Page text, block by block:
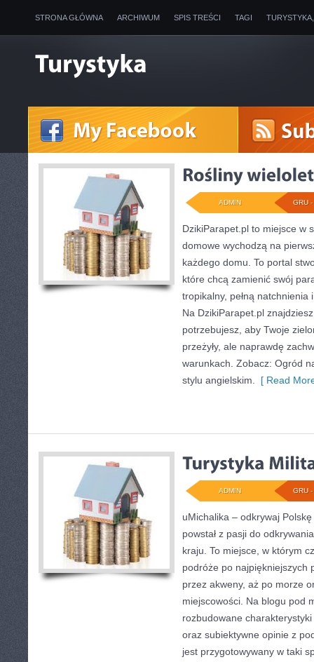
STRONA GŁÓWNA ARCHIWUM SPIS TREŚCI TAGI
GRU
ADMIN
DzikiParapet.pl to miejsce w
domowe wychodzą na
każdego domu. To portal
które chcą zamienić swój
tropikalny, pełną
Na DzikiParapet.pl
potrzebujesz, aby Twoje
przeżyły, ale naprawdę
warunkach. Zobacz: Ogród
stylu angielskim.
[ Read
GRU
ADMIN
uMichalika – odkrywaj
powstał z pasji do
kraju. To miejsce, w którym
podróże po najpiękniejszych
przez akweny, aż po morze
miejscowości. Na blogu pod
rozbudowane
oraz subiektywne opinie z
jest przygotowywany w taki